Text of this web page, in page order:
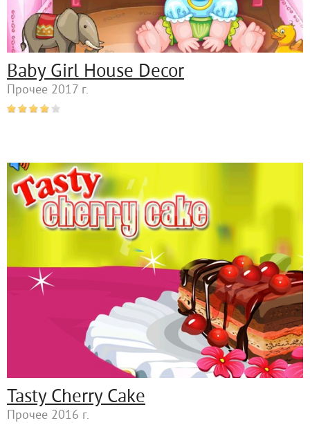
Baby Girl House Decor
Прочее 2017 г.
Tasty Cherry Cake
Прочее 2016 г.